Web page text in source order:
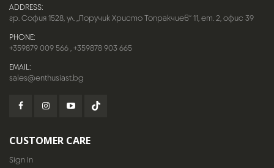
ADDRESS:
гр. София 1528, ул. „Поручик Христо Топракчиев“ 11, ет. 2, офис 39
PHONE:
+359879 009 566,+359878 903 665
EMAIL:
sales@enthusiast.bg
CUSTOMER CARE
Sign In